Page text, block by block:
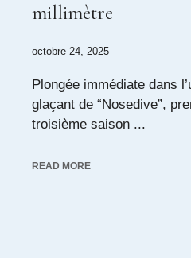
millimètre
octobre 24, 2025
Plongée immédiate dans
glaçant de “Nosedive”,
troisième saison ...
READ MORE